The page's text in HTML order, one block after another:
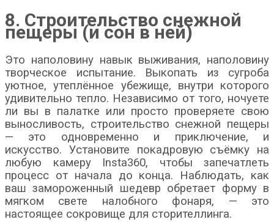
8. Строительство снежной
пещеры (и сон в ней)
Это наполовину навык выживания, наполовину
творческое испытание. Выкопать из сугроба
уютное, утеплённое убежище, внутри которого
удивительно тепло. Независимо от того, ночуете
ли вы в палатке или просто проверяете свою
выносливость, строительство снежной пещеры
— это одновременно и приключение, и
искусство. Установите покадровую съёмку на
любую камеру Insta360, чтобы запечатлеть
процесс от начала до конца. Наблюдать, как
ваш замороженный шедевр обретает форму в
мягком свете налобного фонаря, — это
настоящее сокровище для сторителлинга.